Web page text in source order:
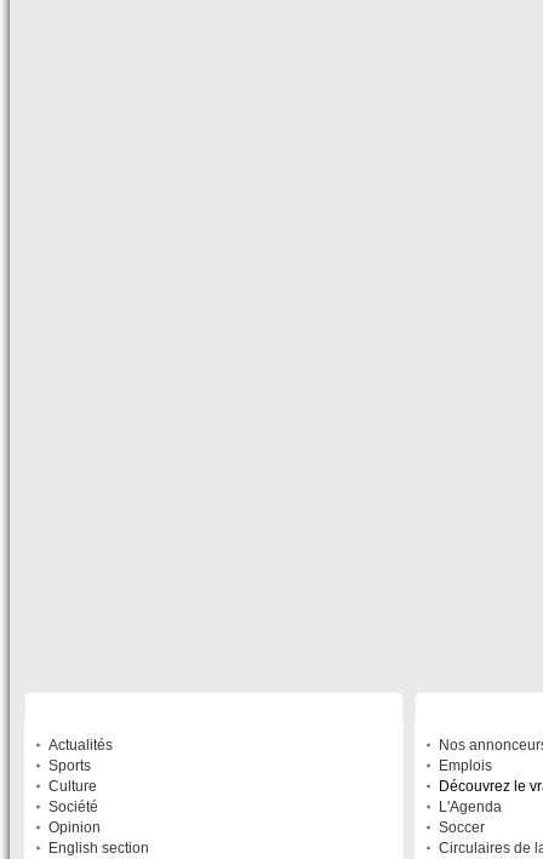
Actualités
Sports
Culture
Société
Opinion
English section
Nos
Emplois
Découvrez le
L'Agenda
Soccer
Circulaires de